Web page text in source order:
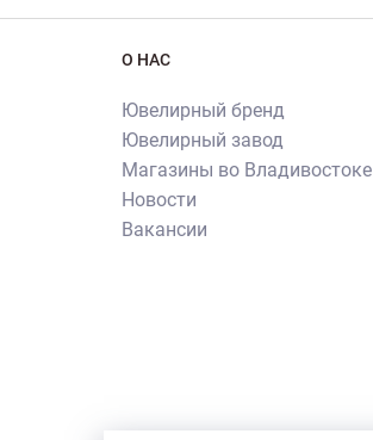
О НАС
Ювелирный бренд
Ювелирный завод
Магазины во Владивостоке
Новости
Вакансии